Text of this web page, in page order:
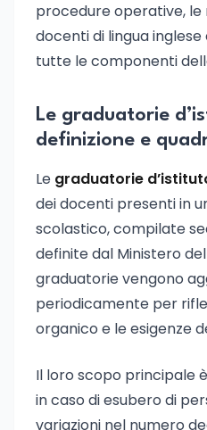
procedure operative,
docenti di lingua
tutte le componenti
Le graduatorie
definizione e
Le graduatorie
dei docenti presenti in
scolastico, compilate
definite dal Ministero
graduatorie vengono
periodicamente per
organico e le esigenze
Il loro scopo principale
in caso di esubero di
variazioni nel numero